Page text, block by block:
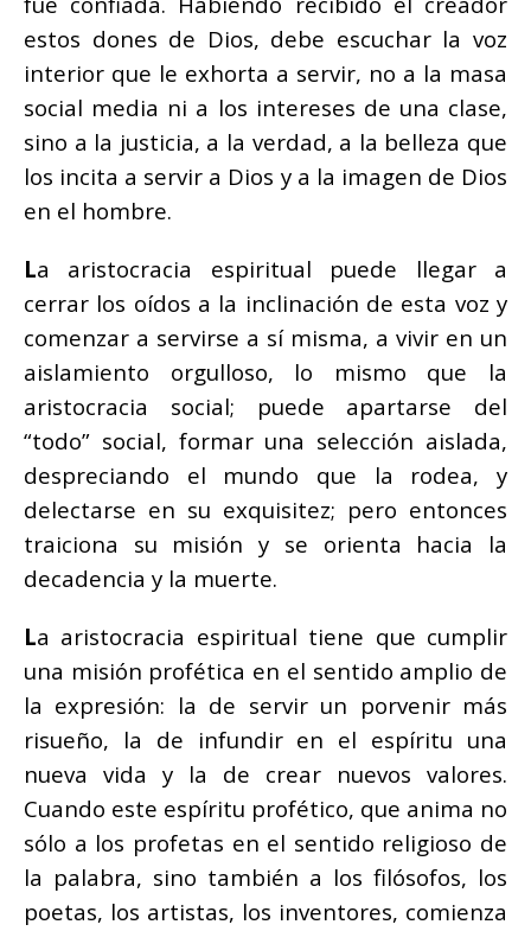
estos dones de Dios, debe escuchar la voz
interior que le exhorta a servir, no a la masa
social media ni a los intereses de una clase,
sino a la justicia, a la verdad, a la belleza que
los incita a servir a Dios y a la imagen de Dios
en el hombre.
La aristocracia espiritual puede llegar a
cerrar los oídos a la inclinación de esta voz y
comenzar a servirse a sí misma, a vivir en un
aislamiento orgulloso, lo mismo que la
aristocracia social; puede apartarse del
“todo” social, formar una selección aislada,
despreciando el mundo que la rodea, y
delectarse en su exquisitez; pero entonces
traiciona su misión y se orienta hacia la
decadencia y la muerte.
La aristocracia espiritual tiene que cumplir
una misión profética en el sentido amplio de
la expresión: la de servir un porvenir más
risueño, la de infundir en el espíritu una
nueva vida y la de crear nuevos valores.
Cuando este espíritu profético, que anima no
sólo a los profetas en el sentido religioso de
la palabra, sino también a los filósofos, los
poetas, los artistas, los inventores, comienza